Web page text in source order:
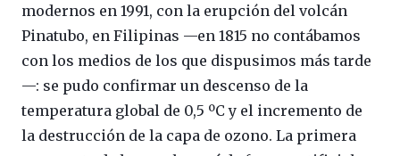
modernos en 1991, con la erupción del volcán
Pinatubo, en Filipinas —en 1815 no contábamos
con los medios de los que dispusimos más tarde
—: se pudo confirmar un descenso de la
temperatura global de 0,5 ºC y el incremento de
la destrucción de la capa de ozono. La primera